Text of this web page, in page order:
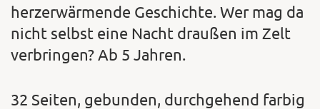
herzerwärmende Geschichte. Wer mag da
nicht selbst eine Nacht draußen im Zelt
verbringen? Ab 5 Jahren.
32 Seiten, gebunden, durchgehend farbig